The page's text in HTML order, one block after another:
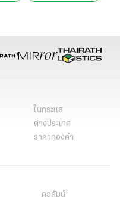
ในกระแส
ต่างประเทศ
ราคาทองคำ
คอลัมน์